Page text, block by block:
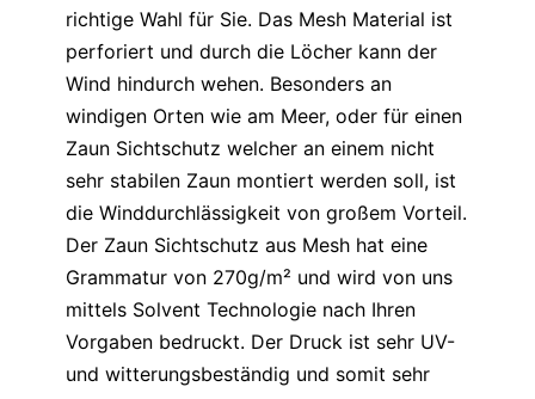
richtige Wahl für Sie. Das Mesh Material ist
perforiert und durch die Löcher kann der
Wind hindurch wehen. Besonders an
windigen Orten wie am Meer, oder für einen
Zaun Sichtschutz welcher an einem nicht
sehr stabilen Zaun montiert werden soll, ist
die Winddurchlässigkeit von großem Vorteil.
Der Zaun Sichtschutz aus Mesh hat eine
Grammatur von 270g/m² und wird von uns
mittels Solvent Technologie nach Ihren
Vorgaben bedruckt. Der Druck ist sehr UV-
und witterungsbeständig und somit sehr